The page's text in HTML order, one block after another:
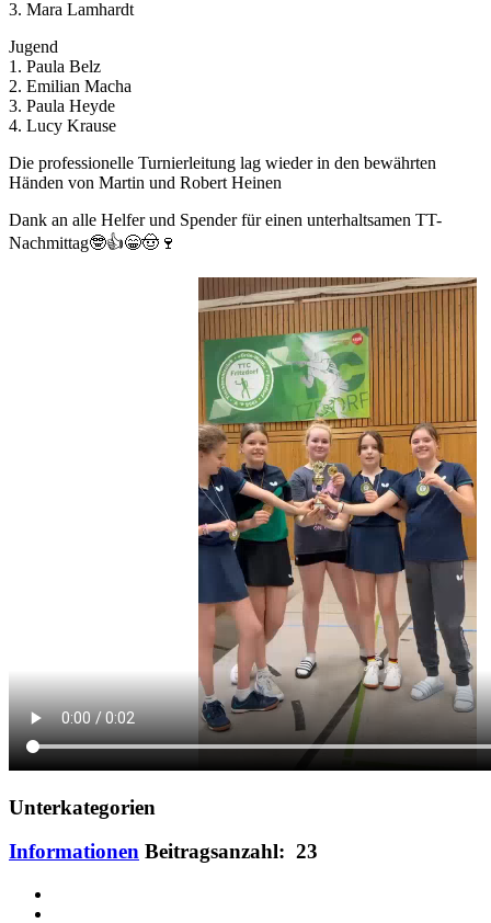
3. Mara Lamhardt
Jugend
1. Paula Belz
2. Emilian Macha
3. Paula Heyde
4. Lucy Krause
Die professionelle Turnierleitung lag wieder in den bewährten
Händen von Martin und Robert Heinen
Dank an alle Helfer und Spender für einen unterhaltsamen TT-
Nachmittag🤓👍😁🤠🍷
Unterkategorien
Informationen Beitragsanzahl: 23